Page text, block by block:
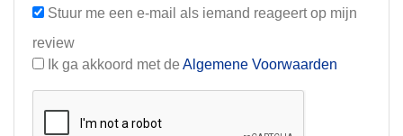
Stuur me een e-mail als iemand reageert op mijn
review
Ik ga akkoord met de Algemene Voorwaarden